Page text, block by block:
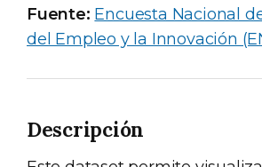
Fuente: Encuesta Nacional
del Empleo y la Innovación
Descripción